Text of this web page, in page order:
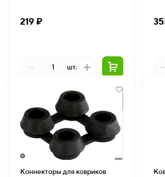
219 ₽
шт.
Коннекторы для ковриков